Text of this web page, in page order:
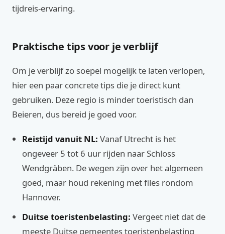
tijdreis-ervaring.
Praktische tips voor je verblijf
Om je verblijf zo soepel mogelijk te laten verlopen,
hier een paar concrete tips die je direct kunt
gebruiken. Deze regio is minder toeristisch dan
Beieren, dus bereid je goed voor.
Reistijd vanuit NL: Vanaf Utrecht is het
ongeveer 5 tot 6 uur rijden naar Schloss
Wendgräben. De wegen zijn over het algemeen
goed, maar houd rekening met files rondom
Hannover.
Duitse toeristenbelasting: Vergeet niet dat de
meeste Duitse gemeentes toeristenbelasting